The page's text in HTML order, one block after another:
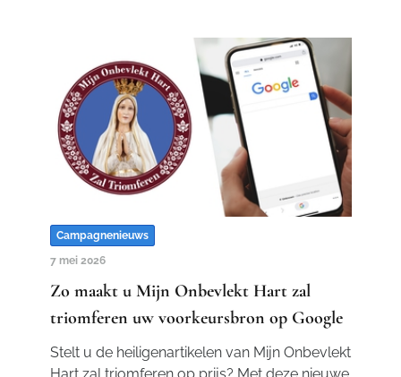
Campagnenieuws
7 mei 2026
Zo maakt u Mijn Onbevlekt Hart zal
triomferen uw voorkeursbron op Google
Stelt u de heiligenartikelen van Mijn Onbevlekt